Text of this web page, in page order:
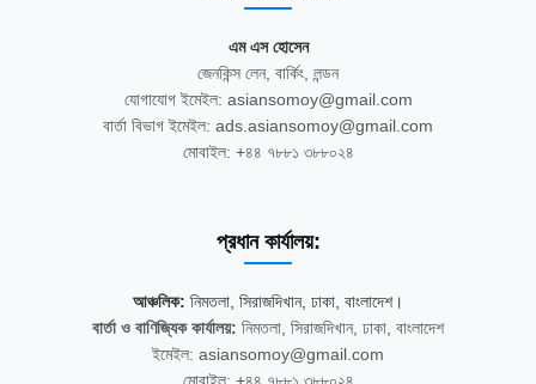
এম এস হোসেন
জেনকিন্স লেন, বার্কিং, লন্ডন
যোগাযোগ ইমেইল: asiansomoy@gmail.com
বার্তা বিভাগ ইমেইল: ads.asiansomoy@gmail.com
মোবাইল: +৪৪ ৭৮৮১ ৩৮৮০২৪
প্রধান কার্যালয়:
আঞ্চলিক: নিমতলা, সিরাজদিখান, ঢাকা, বাংলাদেশ।
বার্তা ও বাণিজ্যিক কার্যালয়: নিমতলা, সিরাজদিখান, ঢাকা, বাংলাদেশ
ইমেইল: asiansomoy@gmail.com
মোবাইল: +৪৪ ৭৮৮১ ৩৮৮০২৪